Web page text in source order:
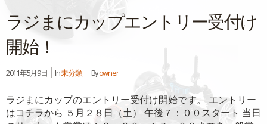
(新
し
い
ウ
ィ
ン
ド
で
開
ま
す)
ッ
ク
し
(新
ィ
ン
ド
ラジまにカップエントリー受付け
開始！
2011年5月9日 In未分類 Byowner
ラジまにカップのエントリー受付け開始です。 エントリー
はコチラから ５月２８日（土） 午後７：００スタート 当日